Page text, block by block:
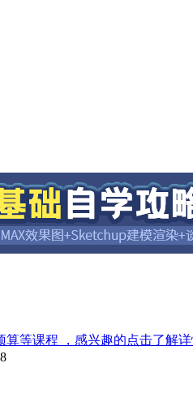
等课程 ，感兴趣的点击了解